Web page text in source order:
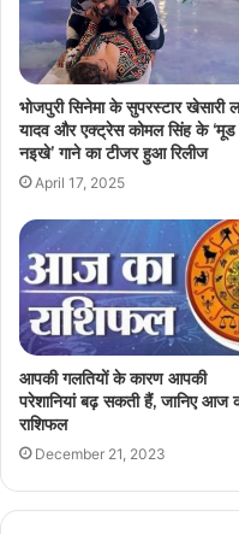
भोजपुरी सिनेमा के सुपरस्टार खेसारी
यादव और एक्ट्रेस कोमल सिंह के ‘मूड
नइखे’ गाने का टीजर हुआ रिलीज
April 17, 2025
आपकी गलतियों के कारण आपकी
परेशानियां बढ़ सकती हैं, जानिए आज
राशिफल
December 21, 2023